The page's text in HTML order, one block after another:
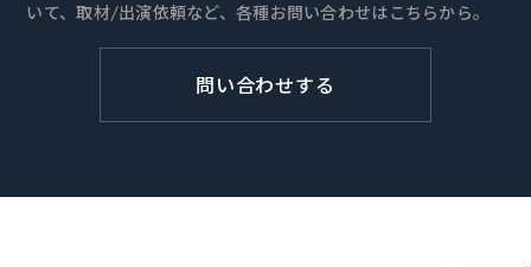
いて、取材/出演依頼など、各種お問い合わせはこちらから。
問い合わせする